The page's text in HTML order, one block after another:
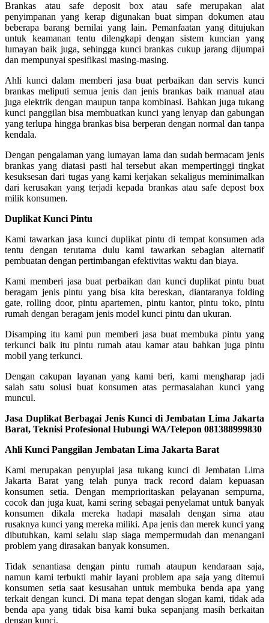
Brankas atau safe deposit box atau safe merupakan alat
penyimpanan yang kerap digunakan buat simpan dokumen atau
beberapa barang bernilai yang lain. Pemanfaatan yang ditujukan
untuk keamanan tentu dilengkapi dengan sistem kuncian yang
lumayan baik juga, sehingga kunci brankas cukup jarang dijumpai
dan mempunyai spesifikasi masing-masing.
Ahli kunci dalam memberi jasa buat perbaikan dan servis kunci
brankas meliputi semua jenis dan jenis brankas baik manual atau
juga elektrik dengan maupun tanpa kombinasi. Bahkan juga tukang
kunci panggilan bisa membuatkan kunci yang lenyap dan gabungan
yang terlupa hingga brankas bisa berperan dengan normal dan tanpa
kendala.
Dengan pengalaman yang lumayan lama dan sudah bermacam jenis
brankas yang diatasi pasti hal tersebut akan mempertinggi tingkat
kesuksesan dari tugas yang kami kerjakan sekaligus meminimalkan
dari kerusakan yang terjadi kepada brankas atau safe depost box
milik konsumen.
Duplikat Kunci Pintu
Kami tawarkan jasa kunci duplikat pintu di tempat konsumen ada
tentu dengan terutama dulu kami tawarkan sebagian alternatif
pembuatan dengan pertimbangan efektivitas waktu dan biaya.
Kami memberi jasa buat perbaikan dan kunci duplikat pintu buat
beragam jenis pintu yang bisa kita bereskan, diantaranya folding
gate, rolling door, pintu apartemen, pintu kantor, pintu toko, pintu
rumah dengan beragam jenis model kunci pintu dan ukuran.
Disamping itu kami pun memberi jasa buat membuka pintu yang
terkunci baik itu pintu rumah atau kamar atau bahkan juga pintu
mobil yang terkunci.
Dengan cakupan layanan yang kami beri, kami mengharap jadi
salah satu solusi buat konsumen atas permasalahan kunci yang
muncul.
Jasa Duplikat Berbagai Jenis Kunci di Jembatan Lima Jakarta
Barat, Teknisi Profesional Hubungi WA/Telepon 081388999830
Ahli Kunci Panggilan Jembatan Lima Jakarta Barat
Kami merupakan penyuplai jasa tukang kunci di Jembatan Lima
Jakarta Barat yang telah punya track record dalam kepuasan
konsumen setia. Dengan memprioritaskan pelayanan sempurna,
cocok dan juga kuat, kami sering sebagai penyelamat untuk banyak
konsumen dikala mereka hadapi masalah dengan sirna atau
rusaknya kunci yang mereka miliki. Apa jenis dan merek kunci yang
dibutuhkan, kami selalu siap siaga mempermudah dan menangani
problem yang dirasakan banyak konsumen.
Tidak senantiasa dengan pintu rumah ataupun kendaraan saja,
namun kami terbukti mahir layani problem apa saja yang ditemui
konsumen setia saat kesusahan untuk membuka benda apa yang
terkait dengan kunci. Di mana tepat dengan slogan kami, tidak ada
benda apa yang tidak bisa kami buka sepanjang masih berkaitan
dengan kunci.